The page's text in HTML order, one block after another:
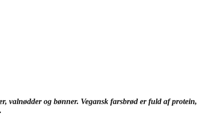
valnødder og bønner. Vegansk farsbrød er fuld af protein,